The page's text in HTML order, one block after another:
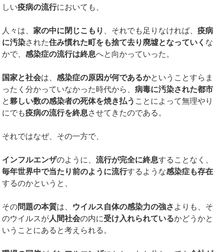
しい疫病の流行においても、
人々は、家の中に閉じこもり 、それでも足りなければ、疫病
に汚染された住み慣れた町をも捨て去り廃墟となっていく な
かで、感染症の流行は終息へと向かっていった。
国家と社会は、感染症の原因が何であるかということすらま
ったく分かっていなかった時代から、病毒に汚染された都市
と夥しい数の感染者の死体を焼き払う ことによって無理やり
にでも疫病の流行を終息させてきたのである。
それではなぜ、その一方で、
インフルエンザのように、流行が完全に終息することなく、
毎年世界中で当たり前のように流行するような感染症も存在
するのかというと、
その問題の本質は、 ウイルス自体の感染力の強さ よりも、そ
のウイルスが人間社会の内に受け入れられているかどうかと
いうことにあると考えられる。